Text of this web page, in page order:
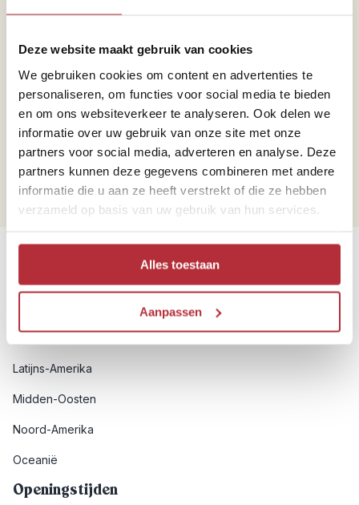
Deze website maakt gebruik van cookies
We gebruiken cookies om content en advertenties te
personaliseren, om functies voor social media te bieden
en om ons websiteverkeer te analyseren. Ook delen we
informatie over uw gebruik van onze site met onze
partners voor social media, adverteren en analyse. Deze
partners kunnen deze gegevens combineren met andere
informatie die u aan ze heeft verstrekt of die ze hebben
verzameld op basis van uw gebruik van hun services.
Alles toestaan
Aanpassen
Mail
azoren@riksjatravel.nl
Latijns-Amerika
Midden-Oosten
Noord-Amerika
Oceanië
Openingstijden